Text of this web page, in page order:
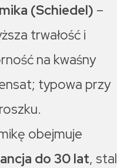
(Schiedel) –
trwałość i
na kwaśny
typowa przy
obejmuje
do 30 lat, stal